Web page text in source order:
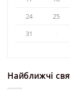
24
25
31
·
Найближчі